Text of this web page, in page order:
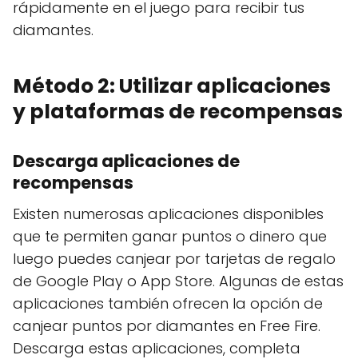
rápidamente en el juego para recibir tus
diamantes.
Método 2: Utilizar aplicaciones
y plataformas de recompensas
Descarga aplicaciones de
recompensas
Existen numerosas aplicaciones disponibles
que te permiten ganar puntos o dinero que
luego puedes canjear por tarjetas de regalo
de Google Play o App Store. Algunas de estas
aplicaciones también ofrecen la opción de
canjear puntos por diamantes en Free Fire.
Descarga estas aplicaciones, completa